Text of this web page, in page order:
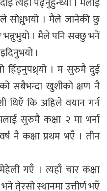
। मैले जानेकी छु
। मैले पनि सक्छु भनें
।
हिँड्नुपथ्र्यो । म सुरुमै दुई
सबैभन्दा खुशीको क्षण नै
थिएँ कि अहिले वयान गर्न
सुरुमै कक्षा २ मा भर्ना
नै कक्षा प्रथम भएँ । तीन
गएँ । त्यहाँ चार कक्षा
ते्रसो स्थानमा उत्तीर्ण भएँ